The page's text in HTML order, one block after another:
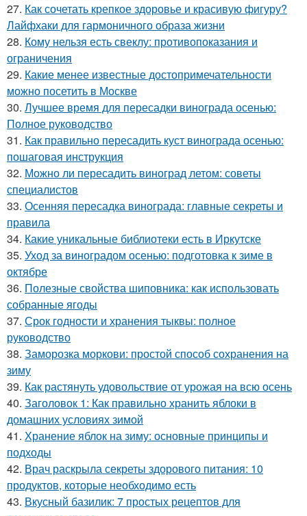
27. Как сочетать крепкое здоровье и красивую фигуру?
Лайфхаки для гармоничного образа жизни
28. Кому нельзя есть свеклу: противопоказания и
ограничения
29. Какие менее известные достопримечательности
можно посетить в Москве
30. Лучшее время для пересадки винограда осенью:
Полное руководство
31. Как правильно пересадить куст винограда осенью:
пошаговая инструкция
32. Можно ли пересадить виноград летом: советы
специалистов
33. Осенняя пересадка винограда: главные секреты и
правила
34. Какие уникальные библиотеки есть в Иркутске
35. Уход за виноградом осенью: подготовка к зиме в
октябре
36. Полезные свойства шиповника: как использовать
собранные ягоды
37. Срок годности и хранения тыквы: полное
руководство
38. Заморозка моркови: простой способ сохранения на
зиму
39. Как растянуть удовольствие от урожая на всю осень
40. Заголовок 1: Как правильно хранить яблоки в
домашних условиях зимой
41. Хранение яблок на зиму: основные принципы и
подходы
42. Врач раскрыла секреты здорового питания: 10
продуктов, которые необходимо есть
43. Вкусный базилик: 7 простых рецептов для